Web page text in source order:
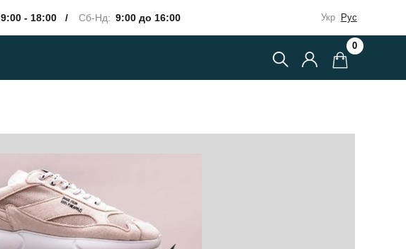
9:00 - 18:00 / Сб-Нд: 9:00 до 16:00 Укр Рус
0